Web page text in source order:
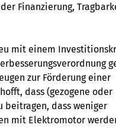
Finanzierung,
mit einem
zur Förderung einer
dass (gezogene oder
beitragen, dass weniger
mit Elektromotor